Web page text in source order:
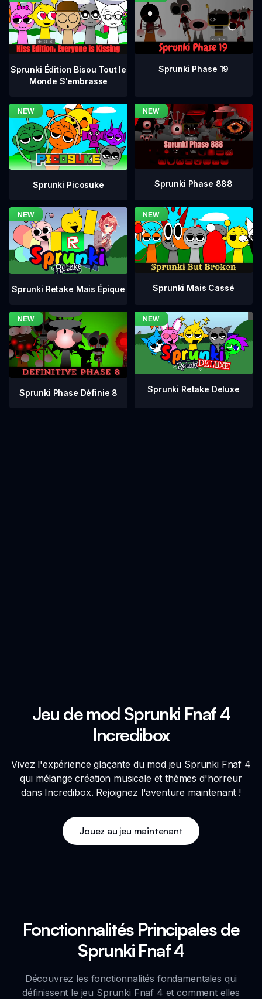
Sprunki Édition Bisou Tout le
Monde S'embrasse
Sprunki Phase 19
Sprunki Picosuke Sprunki Phase 888
Sprunki Retake Mais Épique Sprunki Mais Cassé
Sprunki Phase Définie 8 Sprunki Retake Deluxe
Jeu de mod Sprunki Fnaf 4
Incredibox
Vivez l'expérience glaçante du mod jeu Sprunki Fnaf 4
qui mélange création musicale et thèmes d'horreur
dans Incredibox. Rejoignez l'aventure maintenant !
Jouez au jeu maintenant
Fonctionnalités Principales de
Sprunki Fnaf 4
Découvrez les fonctionnalités fondamentales qui
définissent le jeu Sprunki Fnaf 4 et comment elles